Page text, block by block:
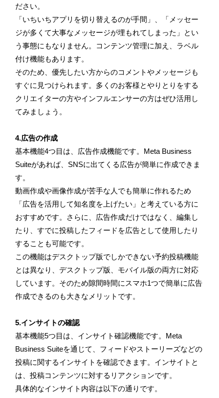
ださい。
「いちいちアプリを切り替えるのが手間」、「メッセー
ジが多くて大事なメッセージが埋もれてしまった」とい
う事態にもなりません。コンテンツ管理に加え、ラベル
付け機能もあります。
そのため、優先したい方からのコメントやメッセージも
すぐに見つけられます。多くのお客様とやりとりをする
クリエイターの方やインフルエンサーの方はぜひ活用し
てみましょう。
4.広告の作成
基本機能4つ目は、広告作成機能です。Meta Business
Suiteがあれば、SNSに出てくる広告が簡単に作成できま
す。
動画作成や画像作成が苦手な人でも簡単に作れるため
「広告を活用して知名度を上げたい」と考えている方に
おすすめです。さらに、広告作成だけではなく、編集し
たり、すでに投稿したフィードを広告として使用したり
することも可能です。
この機能はデスクトップ版でしかできない予約投稿機能
とは異なり、デスクトップ版、モバイル版の両方に対応
しています。そのため隙間時間にスマホ1つで簡単に広告
作成できるのも大きなメリットです。
5.インサイトの確認
基本機能5つ目は、インサイト確認機能です。Meta
Business Suiteを通じて、フィードやストーリーズなどの
投稿に関するインサイトを確認できます。インサイトと
は、投稿コンテンツに対するリアクションです。
具体的なインサイト内容は以下の通りです。